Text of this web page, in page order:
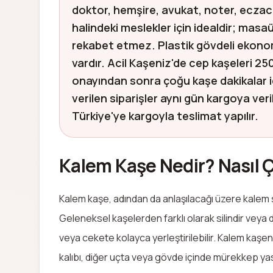
doktor, hemşire, avukat, noter,
halindeki meslekler için idealdir;
rekabet etmez. Plastik gövdeli
vardır. Acil Kaşeniz'de cep kaşeleri
onayından sonra çoğu kaşe dakikalar
verilen siparişler aynı gün kargoya
Türkiye'ye kargoyla teslimat yapılır.
Kalem Kaşe Nedir? Nasıl
Kalem kaşe, adından da anlaşılacağı üzere
Geleneksel kaşelerden farklı olarak silindir
veya cekete kolayca yerleştirilebilir. Kalem
kalıbı, diğer uçta veya gövde içinde mürekkep